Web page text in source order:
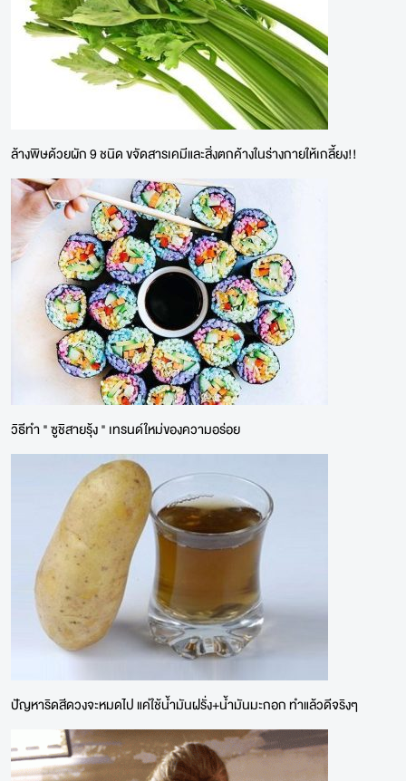
ล้างพิษด้วยผัก 9 ชนิด ขจัดสารเคมีและสิ่งตกค้างในร่างกายให้เกลี้ยง!!
วิธีทำ " ซูชิสายรุ้ง " เทรนด์ใหม่ของความอร่อย
ปัญหาริดสีดวงจะหมดไป แค่ใช้น้ำมันฝรั่ง+น้ำมันมะกอก ทำแล้วดีจริงๆ